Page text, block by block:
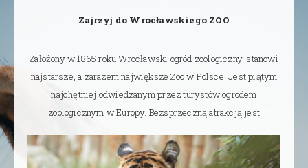
Zajrzyj do Wrocławskiego ZOO
Założony w 1865 roku Wrocławski ogród zoologiczny, stanowi
najstarsze, a zarazem największe Zoo w Polsce. Jest piątym
najchętniej odwiedzanym przez turystów ogrodem
zoologicznym w Europy. Bezsprzeczną atrakcją jest